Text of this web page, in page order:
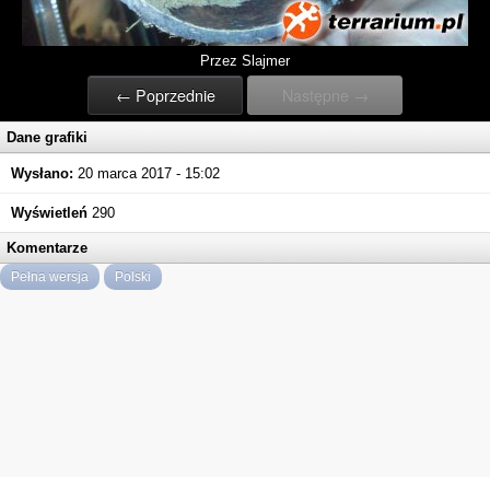
Przez Slajmer
← Poprzednie Następne →
Dane grafiki
Wysłano: 20 marca 2017 - 15:02
Wyświetleń 290
Komentarze
Pełna wersja Polski